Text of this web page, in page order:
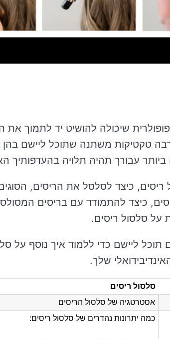
שיכולה להושיט יד לתמוך את
טקטיקות משתנה שתוכל ליישם
עבורך תהיה תלויה בהעדפותיך
כיצד לסלסל ​​את הריסים,
כיצד להתמודד עם בריסים
על סלסול ריסים.
תוכל ליישם כדי ללמוד איך נוסף על
שלך.
סלסול ריסים
אסטרטגיה של סלסול הריסים
כמה יתרונות נהדרים של סלסול ריסים: